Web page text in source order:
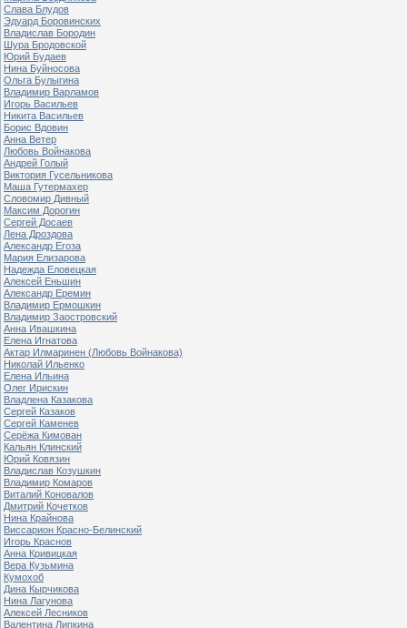
Слава Блудов
Эдуард Боровинских
Владислав Бородин
Шура Бродовской
Юрий Будаев
Нина Буйносова
Ольга Булыгина
Владимир Варламов
Игорь Васильев
Никита Васильев
Борис Вдовин
Анна Ветер
Любовь Войнакова
Андрей Голый
Виктория Гусельникова
Маша Гутермахер
Словомир Дивный
Максим Дорогин
Сергей Досаев
Лена Дроздова
Александр Егоза
Мария Елизарова
Надежда Еловецкая
Алексей Еньшин
Александр Еремин
Владимир Ермошкин
Владимир Заостровский
Анна Ивашкина
Елена Игнатова
Актар Илмаринен (Любовь Войнакова)
Николай Ильенко
Елена Ильина
Олег Ирискин
Владлена Казакова
Сергей Казаков
Сергей Каменев
Серёжа Кимован
Кальян Клинский
Юрий Ковязин
Владислав Козушкин
Владимир Комаров
Виталий Коновалов
Дмитрий Кочетков
Нина Крайнова
Виссарион Красно-Белинский
Игорь Краснов
Анна Кривицкая
Вера Кузьмина
Кумохоб
Дина Кырчикова
Нина Лагунова
Алексей Лесников
Валентина Липкина